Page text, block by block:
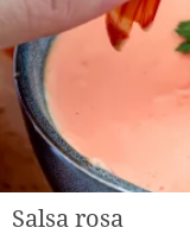
Salsa rosa